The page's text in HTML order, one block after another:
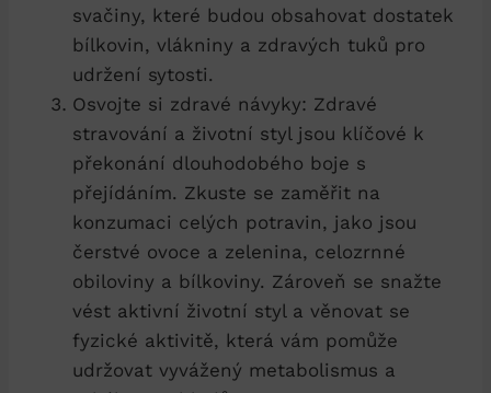
svačiny, které budou obsahovat dostatek
bílkovin, vlákniny ⁤a zdravých tuků pro
udržení sytosti.
Osvojte si‍ zdravé návyky: Zdravé
stravování a životní styl jsou klíčové k​
překonání dlouhodobého boje s​
přejídáním. Zkuste ​se zaměřit ⁤na
konzumaci celých potravin, jako jsou⁤
čerstvé ovoce a ‍zelenina, celozrnné
obiloviny a bílkoviny. Zároveň se snažte
vést aktivní životní styl‌ a věnovat se
fyzické aktivitě,⁢ která ‌vám pomůže
udržovat vyvážený metabolismus a